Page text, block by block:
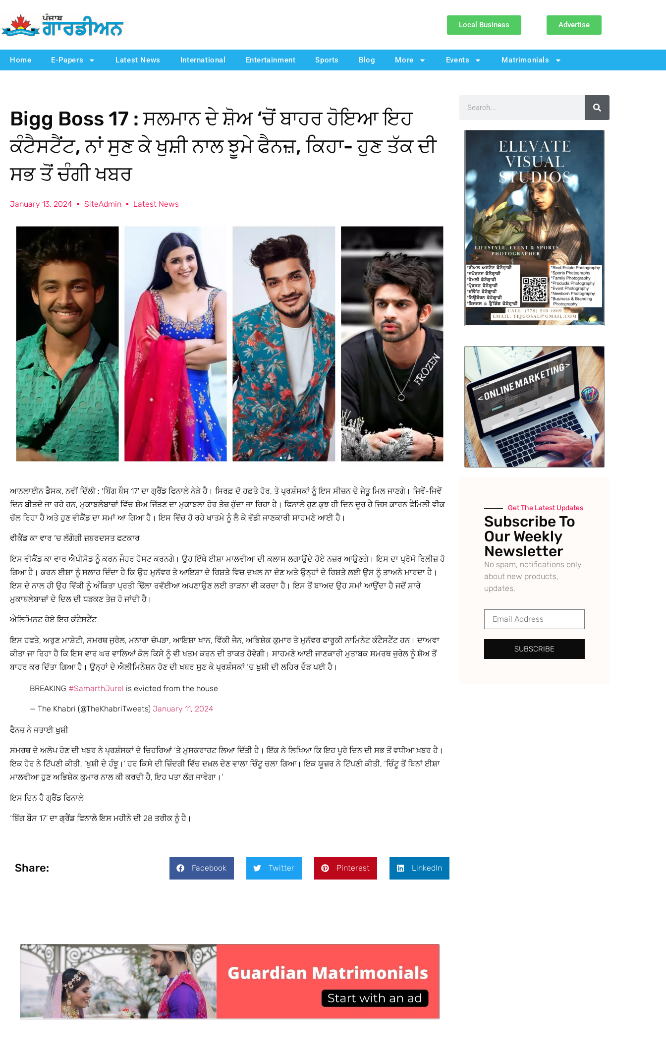
Local Business Advertise
Home E-Papers Latest News International Entertainment Sports Blog More Events Matrimonials
Bigg Boss 17 : ਸਲਮਾਨ ਦੇ ਸ਼ੋਅ ‘ਚੋਂ ਬਾਹਰ ਹੋਇਆ ਇਹ
ਕੰਟੈਸਟੈਂਟ, ਨਾਂ ਸੁਣ ਕੇ ਖੁਸ਼ੀ ਨਾਲ ਝੂਮੇ ਫੈਨਜ਼, ਕਿਹਾ- ਹੁਣ ਤੱਕ ਦੀ
ਸਭ ਤੋਂ ਚੰਗੀ ਖਬਰ
January 13, 2024 SiteAdmin Latest News
ਆਨਲਾਈਨ ਡੈਸਕ, ਨਵੀਂ ਦਿੱਲੀ : ‘ਬਿੱਗ ਬੌਸ 17′ ਦਾ ਗ੍ਰੈਂਡ ਫਿਨਾਲੇ ਨੇੜੇ ਹੈ। ਸਿਰਫ਼ ਦੋ ਹਫ਼ਤੇ ਹੋਰ, ਤੇ ਪ੍ਰਸ਼ੰਸਕਾਂ ਨੂੰ ਇਸ ਸੀਜ਼ਨ ਦੇ ਜੇਤੂ ਮਿਲ ਜਾਣਗੇ। ਜਿਵੇਂ-ਜਿਵੇਂ
ਦਿਨ ਬੀਤਦੇ ਜਾ ਰਹੇ ਹਨ, ਮੁਕਾਬਲੇਬਾਜ਼ਾਂ ਵਿੱਚ ਸ਼ੋਅ ਜਿੱਤਣ ਦਾ ਮੁਕਾਬਲਾ ਹੋਰ ਤੇਜ਼ ਹੁੰਦਾ ਜਾ ਰਿਹਾ ਹੈ। ਫਿਨਾਲੇ ਹੁਣ ਕੁਝ ਹੀ ਦਿਨ ਦੂਰ ਹੈ ਜਿਸ ਕਾਰਨ ਫੈਮਿਲੀ ਵੀਕ
ਚੱਲ ਰਿਹਾ ਹੈ ਅਤੇ ਹੁਣ ਵੀਕੈਂਡ ਦਾ ਸਮਾਂ ਆ ਗਿਆ ਹੈ। ਇਸ ਵਿੱਚ ਹੋ ਰਹੇ ਖਾਤਮੇ ਨੂੰ ਲੈ ਕੇ ਵੱਡੀ ਜਾਣਕਾਰੀ ਸਾਹਮਣੇ ਆਈ ਹੈ।
ਵੀਕੈਂਡ ਕਾ ਵਾਰ ’ਚ ਲੱਗੇਗੀ ਜ਼ਬਰਦਸਤ ਫਟਕਾਰ
ਇਸ ਵੀਕੈਂਡ ਕਾ ਵਾਰ ਐਪੀਸੋਡ ਨੂੰ ਕਰਨ ਜੌਹਰ ਹੋਸਟ ਕਰਨਗੇ। ਉਹ ਇੱਥੇ ਈਸ਼ਾ ਮਾਲਵੀਆ ਦੀ ਕਲਾਸ ਲਗਾਉਂਦੇ ਹੋਏ ਨਜ਼ਰ ਆਉਣਗੇ। ਇਸ ਦਾ ਪ੍ਰੋਮੋ ਰਿਲੀਜ਼ ਹੋ
ਗਿਆ ਹੈ। ਕਰਨ ਈਸ਼ਾ ਨੂੰ ਸਲਾਹ ਦਿੰਦਾ ਹੈ ਕਿ ਉਹ ਮੁਨੱਵਰ ਤੇ ਆਇਸ਼ਾ ਦੇ ਰਿਸ਼ਤੇ ਵਿਚ ਦਖਲ ਨਾ ਦੇਣ ਅਤੇ ਉਨ੍ਹਾਂ ਦੇ ਰਿਸ਼ਤੇ ਲਈ ਉਸ ਨੂੰ ਤਾਅਨੇ ਮਾਰਦਾ ਹੈ।
ਇਸ ਦੇ ਨਾਲ ਹੀ ਉਹ ਵਿੱਕੀ ਨੂੰ ਅੰਕਿਤਾ ਪ੍ਰਤੀ ਢਿੱਲਾ ਰਵੱਈਆ ਅਪਣਾਉਣ ਲਈ ਤਾੜਨਾ ਵੀ ਕਰਦਾ ਹੈ। ਇਸ ਤੋਂ ਬਾਅਦ ਉਹ ਸਮਾਂ ਆਉਂਦਾ ਹੈ ਜਦੋਂ ਸਾਰੇ
ਮੁਕਾਬਲੇਬਾਜ਼ਾਂ ਦੇ ਦਿਲ ਦੀ ਧੜਕਣ ਤੇਜ਼ ਹੋ ਜਾਂਦੀ ਹੈ।
ਐਲਿਮਿਨਟ ਹੋਏ ਇਹ ਕੰਟੈਸਟੈਂਟ
ਇਸ ਹਫਤੇ, ਅਰੁਣ ਮਾਸ਼ੇਟੀ, ਸਮਰਥ ਜੁਰੇਲ, ਮਨਾਰਾ ਚੋਪੜਾ, ਆਇਸ਼ਾ ਖਾਨ, ਵਿੱਕੀ ਜੈਨ, ਅਭਿਸ਼ੇਕ ਕੁਮਾਰ ਤੇ ਮੁਨੱਵਰ ਫਾਰੂਕੀ ਨਾਮਿਨੇਟ ਕੰਟੈਸਟੈਂਟ ਹਨ। ਦਾਅਵਾ
ਕੀਤਾ ਜਾ ਰਿਹਾ ਹੈ ਕਿ ਇਸ ਵਾਰ ਘਰ ਵਾਲਿਆਂ ਕੋਲ ਕਿਸੇ ਨੂੰ ਵੀ ਖਤਮ ਕਰਨ ਦੀ ਤਾਕਤ ਹੋਵੇਗੀ। ਸਾਹਮਣੇ ਆਈ ਜਾਣਕਾਰੀ ਮੁਤਾਬਕ ਸਮਰਥ ਜੁਰੇਲ ਨੂੰ ਸ਼ੋਅ ਤੋਂ
ਬਾਹਰ ਕਰ ਦਿੱਤਾ ਗਿਆ ਹੈ। ਉਨ੍ਹਾਂ ਦੇ ਐਲੀਮਿਨੇਸ਼ਨ ਹੋਣ ਦੀ ਖਬਰ ਸੁਣ ਕੇ ਪ੍ਰਸ਼ੰਸਕਾਂ ‘ਚ ਖੁਸ਼ੀ ਦੀ ਲਹਿਰ ਦੌੜ ਪਈ ਹੈ।
BREAKING #SamarthJurel is evicted from the house
— The Khabri (@TheKhabriTweets) January 11, 2024
ਫੈਨਜ਼ ਨੇ ਜਤਾਈ ਖੁਸ਼ੀ
ਸਮਰਥ ਦੇ ਅਲੋਪ ਹੋਣ ਦੀ ਖਬਰ ਨੇ ਪ੍ਰਸ਼ੰਸਕਾਂ ਦੇ ਚਿਹਰਿਆਂ ‘ਤੇ ਮੁਸਕਰਾਹਟ ਲਿਆ ਦਿੱਤੀ ਹੈ। ਇੱਕ ਨੇ ਲਿਖਿਆ ਕਿ ਇਹ ਪੂਰੇ ਦਿਨ ਦੀ ਸਭ ਤੋਂ ਵਧੀਆ ਖ਼ਬਰ ਹੈ।
ਇਕ ਹੋਰ ਨੇ ਟਿੱਪਣੀ ਕੀਤੀ, ‘ਖੁਸ਼ੀ ਦੇ ਹੰਝੂ।’ ਹਰ ਕਿਸੇ ਦੀ ਜ਼ਿੰਦਗੀ ਵਿੱਚ ਦਖ਼ਲ ਦੇਣ ਵਾਲਾ ਚਿੰਟੂ ਚਲਾ ਗਿਆ। ਇਕ ਯੂਜ਼ਰ ਨੇ ਟਿੱਪਣੀ ਕੀਤੀ, ‘ਚਿੰਟੂ ਤੋਂ ਬਿਨਾਂ ਈਸ਼ਾ
ਮਾਲਵੀਆ ਹੁਣ ਅਭਿਸ਼ੇਕ ਕੁਮਾਰ ਨਾਲ ਕੀ ਕਰਦੀ ਹੈ, ਇਹ ਪਤਾ ਲੱਗ ਜਾਵੇਗਾ।’
ਇਸ ਦਿਨ ਹੈ ਗ੍ਰੈਂਡ ਫਿਨਾਲੇ
‘ਬਿੱਗ ਬੌਸ 17’ ਦਾ ਗ੍ਰੈਂਡ ਫਿਨਾਲੇ ਇਸ ਮਹੀਨੇ ਦੀ 28 ਤਰੀਕ ਨੂੰ ਹੈ।
Share: Facebook Twitter Pinterest LinkedIn
Get The Latest Updates
Subscribe To
Our Weekly
Newsletter
No spam, notifications only
about new products,
updates.
SUBSCRIBE